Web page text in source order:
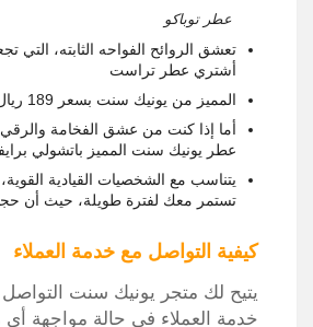
عطر توباكو
تعشق الروائح الفواحه الثابته، التي
أشتري عطر تراست
المميز من يونيك سنت بسعر 189 ريال سعودي.
أما إذا كنت من عشق الفخامة والرقي
عطر يونيك سنت المميز باتشولي
يتناسب مع الشخصيات القيادية
تستمر معك لفترة طويلة، حيث أن حجم
كيفية التواصل مع خدمة العملاء
يتيح لك متجر يونيك سنت
خدمة العملاء في حالة مواجهة